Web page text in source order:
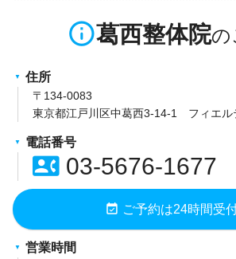
info_outline葛西整体院
住所
〒134-0083
東京都江戸川区中葛西3-14-1 フィエル
電話番号
contact_phone03-5676-1677
event_available ご予約は24時間受
営業時間